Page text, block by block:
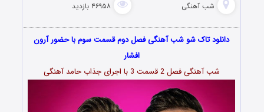
شب آهنگی ۴۶۹۵۸ بازدید
دانلود تاک شو شب آهنگی فصل دوم قسمت سوم با حضور آرون
افشار
شب آهنگی فصل 2 قسمت 3 با اجرای جذاب حامد آهنگی